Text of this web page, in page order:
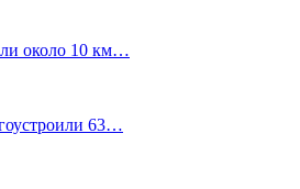
около 10 км…
63…